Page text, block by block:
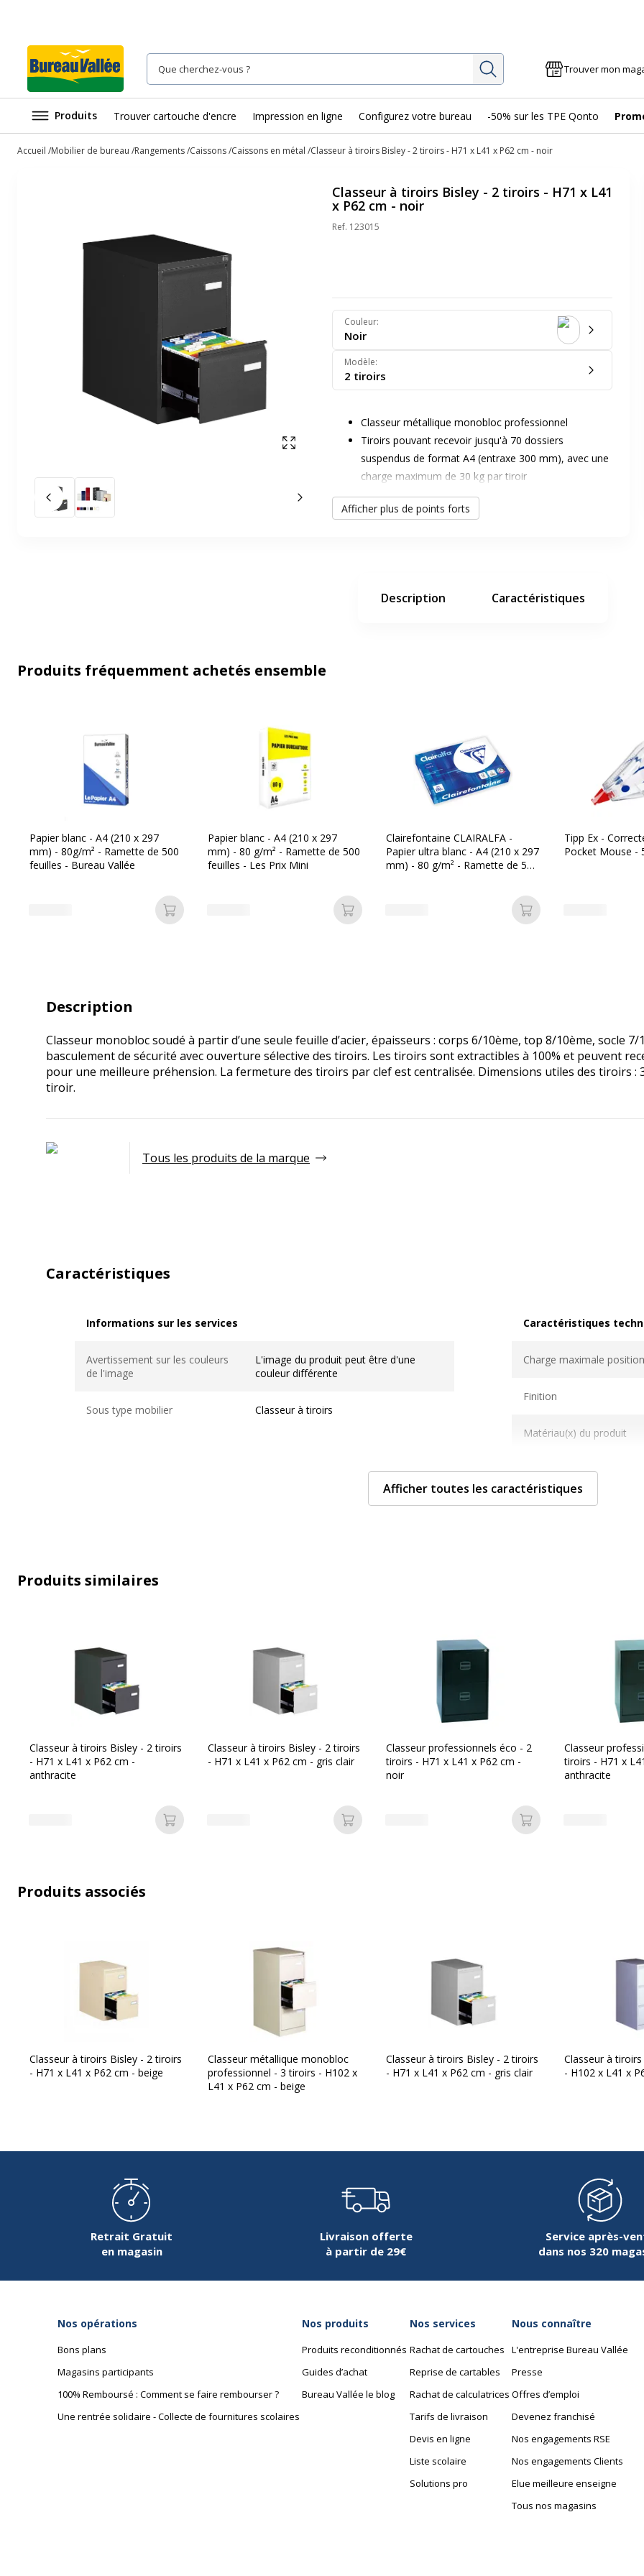
Rechercher Trouver mon
Produits Trouver cartouche d'encre Impression en ligne Configurez votre bureau -50% sur les TPE Qonto
Accueil Mobilier de bureau Rangements Caissons Caissons en métal Classeur à tiroirs Bisley - 2 tiroirs - H71 x L41 x P62 cm - noir
Afficher en plein écran
Slide précédent Slide suivant
Classeur à tiroirs Bisley - 2 tiroirs - H71 x L41
x P62 cm - noir
Ref. 123015
Couleur:
Noir
Modèle:
2 tiroirs
Classeur métallique monobloc professionnel
Tiroirs pouvant recevoir jusqu'à 70 dossiers
suspendus de format A4 (entraxe 300 mm), avec une
charge maximum de 30 kg par tiroir
Système anti-bascule de sécurité
Tiroirs montés sur glissières à billes permettant
Afficher plus de points forts
Description Caractéristiques
Produits fréquemment achetés ensemble
Papier blanc - A4 (210 x 297
mm) - 80g/m² - Ramette de 500
feuilles - Bureau Vallée
Ajouter au panier
Papier blanc - A4 (210 x 297
mm) - 80 g/m² - Ramette de 500
feuilles - Les Prix Mini
Ajouter au panier
Clairefontaine CLAIRALFA -
Papier ultra blanc - A4 (210 x 297
mm) - 80 g/m² - Ramette de 500
Ajouter au panier
Tipp Ex -
Pocket Mouse -
Description
Classeur monobloc soudé à partir d’une seule feuille d’acier, épaisseurs : corps 6/10ème, top 8/10ème, socle
basculement de sécurité avec ouverture sélective des tiroirs. Les tiroirs sont extractibles à 100% et peuvent
pour une meilleure préhension. La fermeture des tiroirs par clef est centralisée. Dimensions utiles des tiroirs :
tiroir.
Tous les produits de la marque
Caractéristiques
Informations sur les services
Avertissement sur les couleurs
de l'image
L'image du produit peut être d'une
couleur différente
Sous type mobilier Classeur à tiroirs
Caractéristiques
Charge maximale
Finition
Matériau(x) du produit
Verrou
Caractéristiques générales
Quantité incluse 1
Modèle 2 tiroirs
Référence produit
Disponibilité des pièces détachées nc
Garantie commerciale 1 an
Afficher toutes les caractéristiques
Produits similaires
Classeur à tiroirs Bisley - 2 tiroirs
- H71 x L41 x P62 cm -
anthracite
Ajouter au panier
Classeur à tiroirs Bisley - 2 tiroirs
- H71 x L41 x P62 cm - gris clair
Ajouter au panier
Classeur professionnels éco - 2
tiroirs - H71 x L41 x P62 cm -
noir
Ajouter au panier
Classeur
tiroirs - H71 x
anthracite
Produits associés
Classeur à tiroirs Bisley - 2 tiroirs
- H71 x L41 x P62 cm - beige
Classeur métallique monobloc
professionnel - 3 tiroirs - H102 x
L41 x P62 cm - beige
Classeur à tiroirs Bisley - 2 tiroirs
- H71 x L41 x P62 cm - gris clair
Classeur à
- H102 x L41 x
Retrait Gratuit
en magasin
Livraison offerte
à partir de 29€
Service après-
dans nos 320
Nos opérations
Bons plans
Magasins participants
100% Remboursé : Comment se faire rembourser ?
Une rentrée solidaire - Collecte de fournitures scolaires
Nos produits
Produits reconditionnés
Guides d’achat
Bureau Vallée le blog
Nos services
Rachat de cartouches
Reprise de cartables
Rachat de calculatrices
Tarifs de livraison
Devis en ligne
Liste scolaire
Solutions pro
Nous connaître
L'entreprise Bureau Vallée
Presse
Offres d’emploi
Devenez franchisé
Nos engagements RSE
Nos engagements Clients
Elue meilleure enseigne
Tous nos magasins